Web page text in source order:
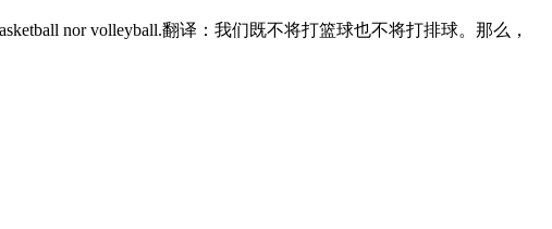
nor volleyball.翻译：我们既不将打篮球也不将打排球。那么，